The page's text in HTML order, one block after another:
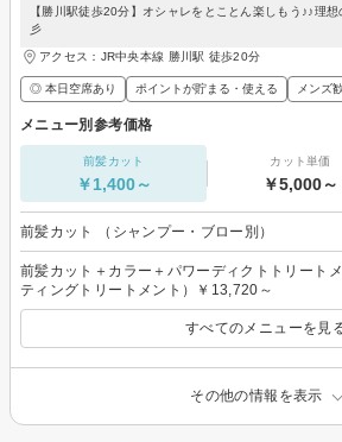
【勝川駅徒歩20分】オシャレをとことん楽しもう♪♪理
彡
アクセス：JR中央本線 勝川駅 徒歩20分
◎ 本日空席あり ポイントが貯まる・使える メンズ
メニュー別参考価格
前髪カット
￥1,400～
カット単価
￥5,000～
前髪カット （シャンプー・ブロー別）
前髪カット＋カラー＋パワーディクトトリート
ティングトリートメント）￥13,720～
すべてのメニューを見
その他の情報を表示